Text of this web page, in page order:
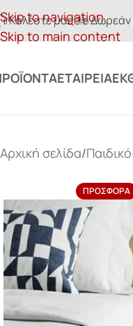
Skip to navigation
Skip to main content
Καλέστε μας Δωρεάν
ΕΤΑΙΡΕΊΑ
Αρχική σελίδα
ΠΡΟΣΦΟΡΆ